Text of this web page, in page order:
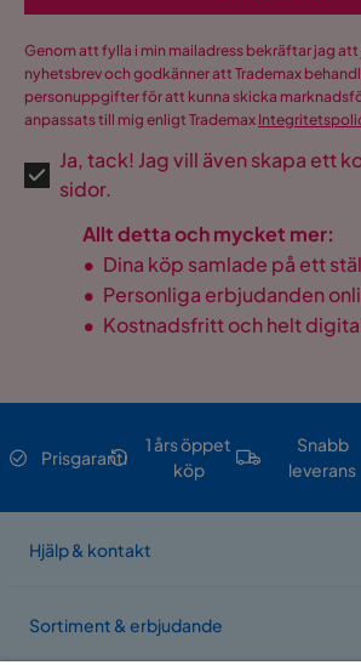
Genom att fylla i min mailadress bekräftar jag att
nyhetsbrev och godkänner att Trademax
personuppgifter för att kunna skicka
anpassats till mig enligt Trademax
Ja, tack! Jag vill även skapa ett
sidor.
Allt detta och mycket mer:
• Dina köp samlade på ett
• Personliga erbjudanden
• Kostnadsfritt och helt
Prisgaranti
1 års öppet
köp
Snabb
leverans
Hjälp & kontakt
Sortiment & erbjudande